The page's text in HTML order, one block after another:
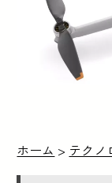
ホーム > テクノ